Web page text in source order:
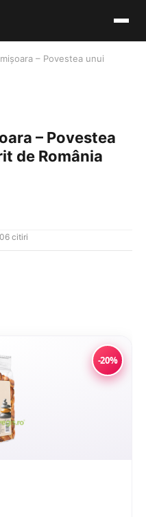
– Povestea unui
– Povestea
de România
citiri
-20%